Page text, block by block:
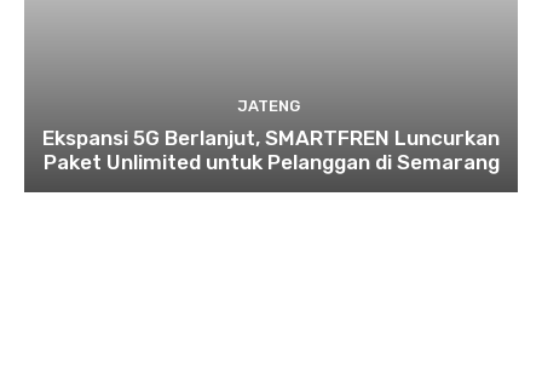
JATENG
Ekspansi 5G Berlanjut, SMARTFREN Luncurkan
Paket Unlimited untuk Pelanggan di Semarang